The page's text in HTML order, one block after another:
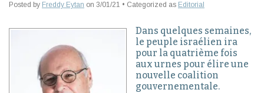
Posted by Freddy Eytan on 3/01/21 • Categorized as Editorial
Dans quelques semaines,
le peuple israélien ira
pour la quatrième fois
aux urnes pour élire une
nouvelle coalition
gouvernementale.